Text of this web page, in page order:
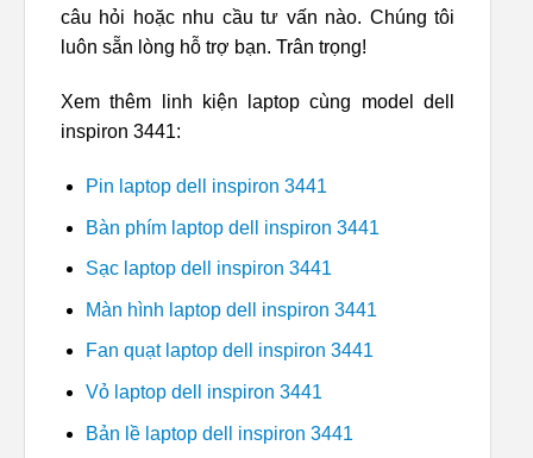
câu hỏi hoặc nhu cầu tư vấn nào. Chúng tôi
luôn sẵn lòng hỗ trợ bạn. Trân trọng!
Xem thêm linh kiện laptop cùng model dell
inspiron 3441:
Pin laptop dell inspiron 3441
Bàn phím laptop dell inspiron 3441
Sạc laptop dell inspiron 3441
Màn hình laptop dell inspiron 3441
Fan quạt laptop dell inspiron 3441
Vỏ laptop dell inspiron 3441
Bản lề laptop dell inspiron 3441